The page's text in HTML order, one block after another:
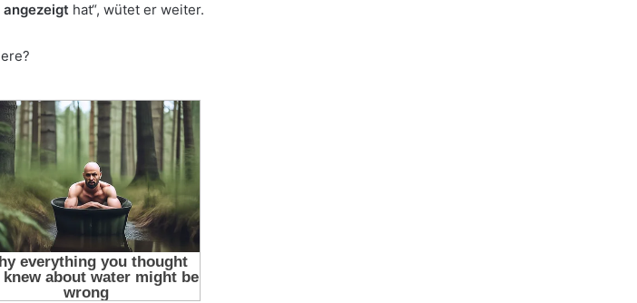
angezeigt hat“, wütet er weiter.